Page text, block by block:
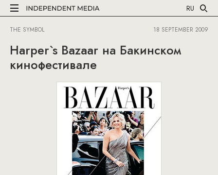
RU
THE SYMBOL 18 SEPTEMBER 2009
Harper`s Bazaar на Бакинском
кинофестивале